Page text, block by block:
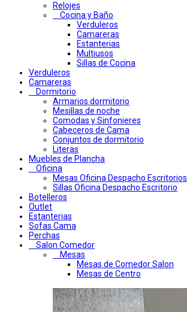
Relojes
Cocina y Baño
Verduleros
Camareras
Estanterias
Multiusos
Sillas de Cocina
Verduleros
Camareras
Dormitorio
Armarios dormitorio
Mesillas de noche
Comodas y Sinfonieres
Cabeceros de Cama
Conjuntos de dormitorio
Literas
Muebles de Plancha
Oficina
Mesas Oficina Despacho Escritorios
Sillas Oficina Despacho Escritorio
Botelleros
Outlet
Estanterias
Sofas Cama
Perchas
Salon Comedor
Mesas
Mesas de Comedor Salon
Mesas de Centro